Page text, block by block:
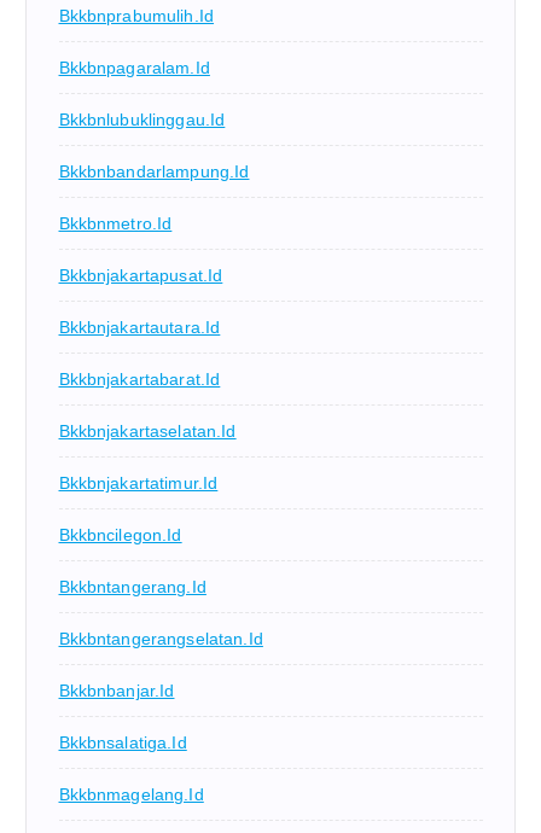
Bkkbnprabumulih.id
Bkkbnpagaralam.id
Bkkbnlubuklinggau.id
Bkkbnbandarlampung.id
Bkkbnmetro.id
Bkkbnjakartapusat.id
Bkkbnjakartautara.id
Bkkbnjakartabarat.id
Bkkbnjakartaselatan.id
Bkkbnjakartatimur.id
Bkkbncilegon.id
Bkkbntangerang.id
Bkkbntangerangselatan.id
Bkkbnbanjar.id
Bkkbnsalatiga.id
Bkkbnmagelang.id